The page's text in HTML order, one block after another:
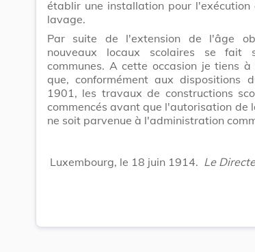
établir une installation pour l'exécution
lavage.
Par suite de l'extension de l'âge
nouveaux locaux scolaires se fait
communes. A cette occasion je tiens
que, conformément aux dispositions
1901, les travaux de constructions
commencés avant que l'autorisation de
ne soit parvenue à l'administration
Luxembourg, le 18 juin 1914. Le